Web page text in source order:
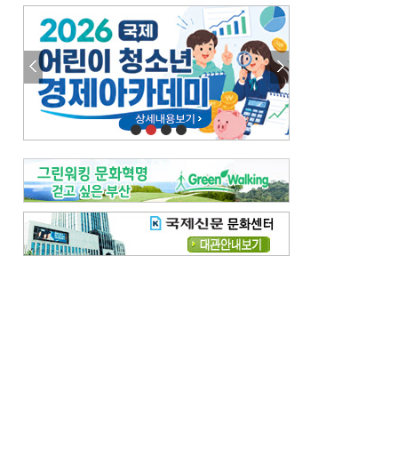
문재필-여름_저녁무렵의호수
이 한편의 시조[전체보기]
참선 /오기환
고향 /김진규
주말 영화 박스오피스[전체보기]
‘스파이더맨’ 개봉 5일 만에 300만 돌풍…박스오피스·예매율 동시 1위
‘호프’ 개봉 11일 만에 관객 300만…‘스파이더맨’ 예매율 68.8% 1위
오늘의 운세- [전체보기]
오늘의 운세- 2026년 8월 6일 (음 6월 24일)
오늘의 운세- 2026년 8월 5일 (음 6월 23일)
조해훈의 고전 속 이 문장 [전체보기]
입추 지났는데도 덥다며 신유안에게 보낸 박규수의 편지